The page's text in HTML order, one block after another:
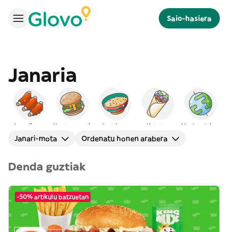
Saio-hasiera
Janaria
Amerikarra Hanburgesak Arabiarra Kebaba Nazioartekoa
Janari-mota Ordenatu honen arabera
Denda guztiak
-50% artikulu batzuetan